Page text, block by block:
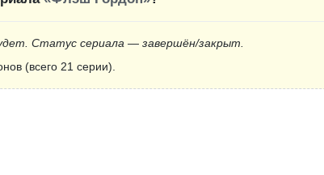
Статус сериала — завершён/закрыт.
(всего 21 серии).